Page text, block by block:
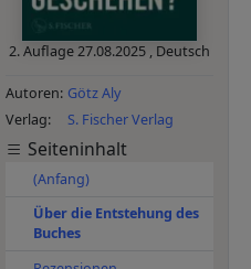
2. Auflage27.08.2025 , Deutsch
Autoren Götz Aly
Verlag
S. Fischer Verlag
Seiteninhalt
(Anfang)
Über die Entstehung des
Buches